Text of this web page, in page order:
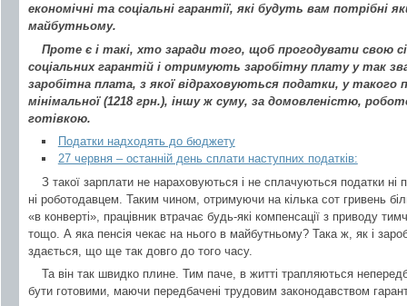
економічні та соціальні гарантії, які будуть вам потрібні
майбутньому.
Проте є і такі, хто заради того, щоб прогодувати свою
соціальних гарантій і отримують заробітну плату у так
заробітна плата, з якої відраховуються податки, у такого
мінімальної (1218 грн.), іншу ж суму, за домовленістю,
готівкою.
Податки надходять до бюджету
27 червня – останній день сплати наступних податків:
З такої зарплати не нараховуються і не сплачуються податки ні
ні роботодавцем. Таким чином, отримуючи на кілька сот гривень
«в конверті», працівник втрачає будь-які компенсації з приводу
тощо. А яка пенсія чекає на нього в майбутньому? Така ж, як і
здається, що ще так довго до того часу.
Та він так швидко плине. Тим паче, в житті трапляються
бути готовими, маючи передбачені трудовим законодавством